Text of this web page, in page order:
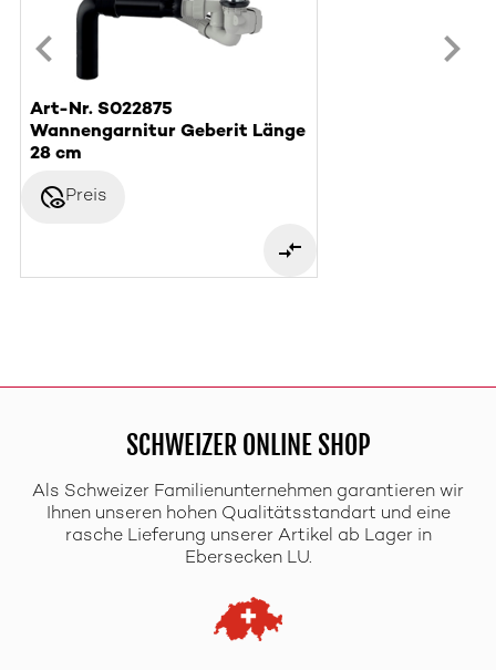
Art-Nr. S022875
Wannengarnitur Geberit Länge
28 cm
disabled_visiblePreis
SCHWEIZER ONLINE SHOP
Als Schweizer Familienunternehmen garantieren wir
Ihnen unseren hohen Qualitätsstandart und eine
rasche Lieferung unserer Artikel ab Lager in
Ebersecken LU.